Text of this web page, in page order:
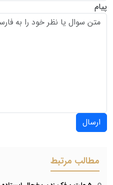
پیام
ارسال
مطالب مرتبط